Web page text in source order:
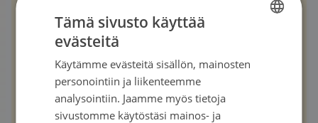
Artikkeli julkaistu Syöpä-
SWEDISH
Tämä sivusto käyttää
evästeitä
Käytämme evästeitä sisällön, mainosten
personointiin ja liikenteemme
analysointiin. Jaamme myös tietoja
sivustomme käytöstäsi mainos- ja